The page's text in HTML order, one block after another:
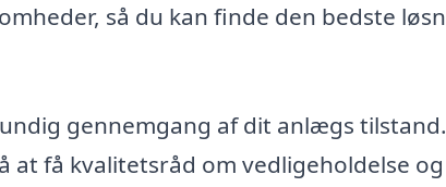
så du kan finde den bedste
gennemgang af dit anlægs
få kvalitetsråd om vedligeholdelse og